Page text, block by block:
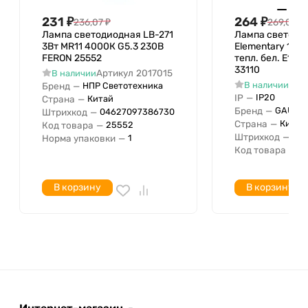
Индекс цветопередачи
80-89 (класс
С дистанционным управлением
Диаметр
74 мм
Класс энергоэффективности
Световая отдача лампы
80 лм/Вт
Сила света
Форма колбы лампы
Таблетка
28 мм
Цветопередача
231 ₽236,07₽
Лампа светодиодная LB-271
3Вт MR11 4000К G5.3 230В
FERON 25552
В наличииАртикул 2017015
Бренд — НПР Светотехника
Страна — Китай
Штрихкод — 04627097386730
Код товара — 25552
Норма упаковки — 1
В корзину
264₽269,01
Лампа
Elementary
тепл. бел. E14
33110
В наличии
IP — IP20
Бренд — GAUSS
Страна — Китай
Штрихкод —
Код товара
В корзину